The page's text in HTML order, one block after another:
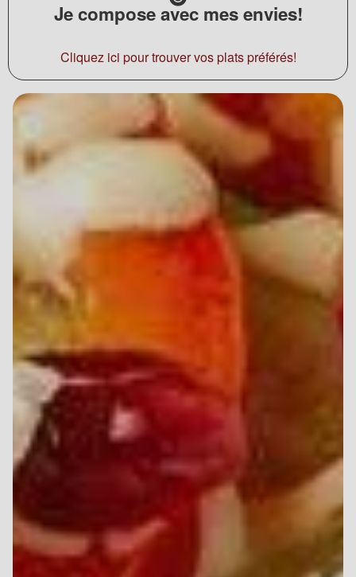
Je compose avec mes envies!
Cliquez ici pour trouver vos plats préférés!